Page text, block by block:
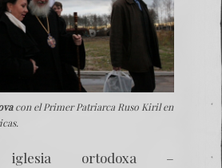
con el Primer Patriarca Ruso Kiril en
ortodoxa –